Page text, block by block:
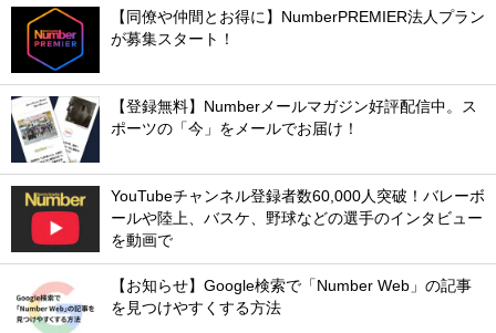
【同僚や仲間とお得に】NumberPREMIER法人プラン
が募集スタート！
【登録無料】Numberメールマガジン好評配信中。ス
ポーツの「今」をメールでお届け！
YouTubeチャンネル登録者数60,000人突破！バレーボ
ールや陸上、バスケ、野球などの選手のインタビュー
を動画で
【お知らせ】Google検索で「Number Web」の記事
を見つけやすくする方法